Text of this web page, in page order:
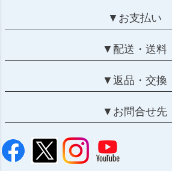
▼お支払い
▼配送・送料
▼返品・交換
▼お問合せ先